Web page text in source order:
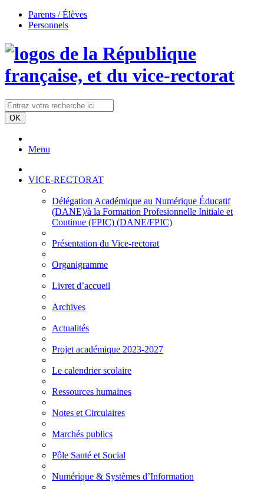
Parents / Élèves
Personnels
Menu
VICE-RECTORAT
Délégation Académique au Numérique Éducatif
(DANE)/à la Formation Profesionnelle Initiale et
Continue (FPIC) (DANE/FPIC)
Présentation du Vice-rectorat
Organigramme
Livret d’accueil
Archives
Actualités
Projet académique 2023-2027
Le calendrier scolaire
Ressources humaines
Notes et Circulaires
Marchés publics
Pôle Santé et Social
Numérique & Systèmes d’Information